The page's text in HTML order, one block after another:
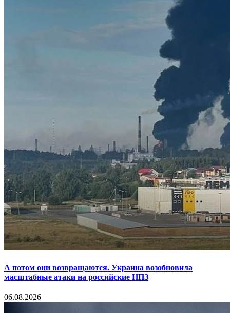
А потом они возвращаются. Украина возобновила
масштабные атаки на российские НПЗ
06.08.2026